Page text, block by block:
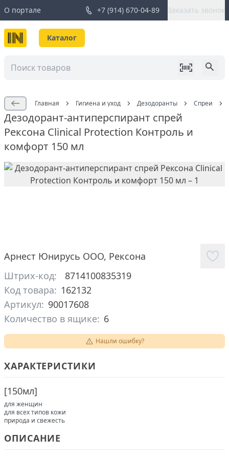
О портале +7 (914) 670-04-89 Заказать звонок
Каталог
Главная Гигиена и уход Дезодоранты Спреи
Дезодорант-антиперспирант спрей
Рексона Clinical Protection Контроль и
комфорт 150 мл
Арнест Юнирусь ООО, Рексона
Штрих-код:
8714100835319
Код товара: 162132
Артикул: 90017608
Количество в ящике: 6
Нашли ошибку?
ХАРАКТЕРИСТИКИ
[150мл]
для женщин
для всех типов кожи
природа и свежесть
ОПИСАНИЕ